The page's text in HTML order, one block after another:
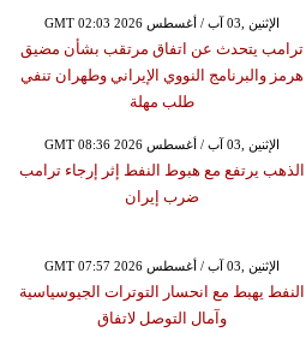
GMT 02:03 2026 الإثنين ,03 آب / أغسطس
ترامب يتحدث عن اتفاق مرتقب بشأن مضيق
هرمز والبرنامج النووي الإيراني وطهران تنفي
طلب مهلة
GMT 08:36 2026 الإثنين ,03 آب / أغسطس
الذهب يرتفع مع هبوط النفط إثر إرجاء ترامب
ضرب إيران
GMT 07:57 2026 الإثنين ,03 آب / أغسطس
النفط يهبط مع انحسار التوترات الجيوسياسية
وآمال التوصل لاتفاق